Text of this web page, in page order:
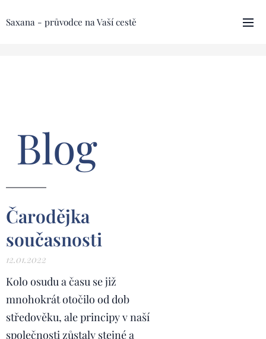
Saxana - průvodce na Vaší cestě
Blog
Čarodějka
současnosti
12.01.2022
Kolo osudu a času se již
mnohokrát otočilo od dob
středověku, ale principy v naší
společnosti zůstaly stejné a